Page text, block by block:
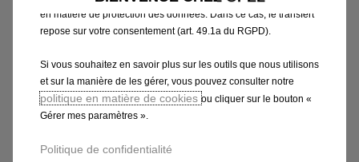
Choisissez la méthode pour identifier votre véhicule et
Par N° d'immatriculation
Par modèle
Par N° de VIN
en matière de protection des données. Dans ce cas, le transfert
repose sur votre consentement (art. 49.1a du RGPD).
Si vous souhaitez en savoir plus sur les outils que nous utilisons
et sur la manière de les gérer, vous pouvez consulter notre
politique en matière de cookies ou cliquer sur le bouton «
Gérer mes paramètres ».
Politique de confidentialité